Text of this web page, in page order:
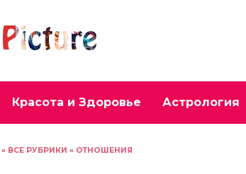
Красота и Здоровье Астрология
» ВСЕ РУБРИКИ » ОТНОШЕНИЯ